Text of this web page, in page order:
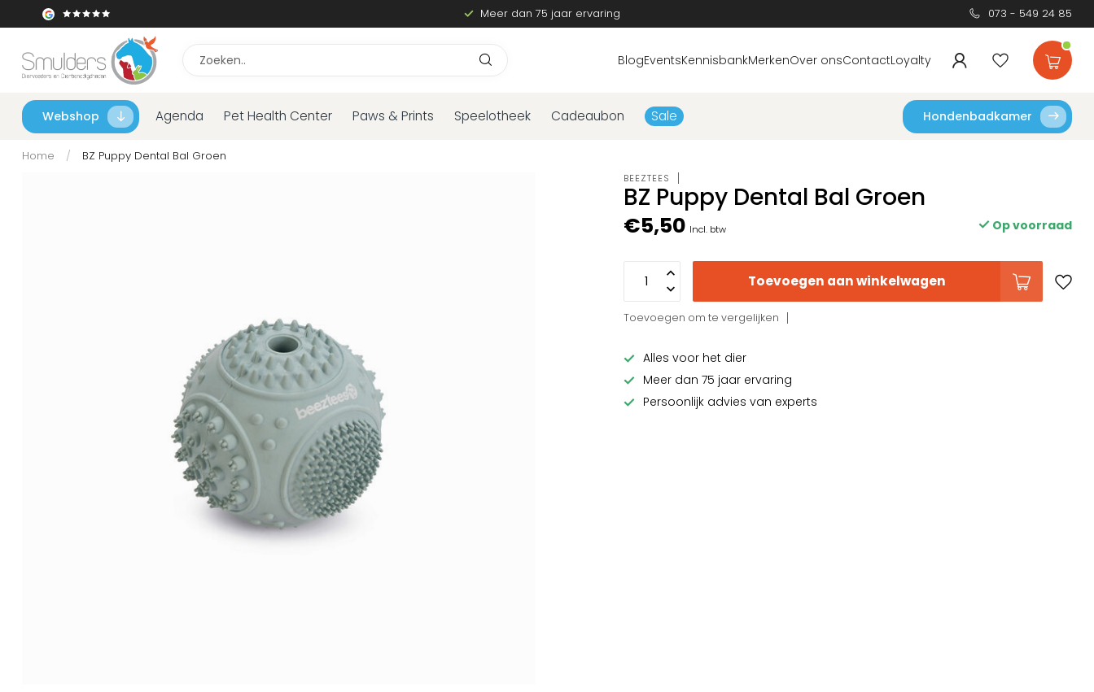
Meer dan 75 jaar ervaring 073 - 549 24 85
BlogEventsKennisbankMerkenOver onsContactLoyalty
Webshop Agenda Pet Health Center Paws & Prints Speelotheek Cadeaubon Sale Hondenbadkamer
Home / BZ Puppy Dental Bal Groen
BEEZTEES
BZ Puppy Dental Bal Groen
€5,50 Incl. btw Op voorraad
Toevoegen aan winkelwagen
Toevoegen om te vergelijken
Alles voor het dier
Meer dan 75 jaar ervaring
Persoonlijk advies van experts